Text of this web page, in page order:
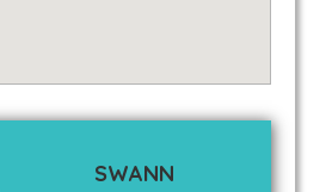
SWANN